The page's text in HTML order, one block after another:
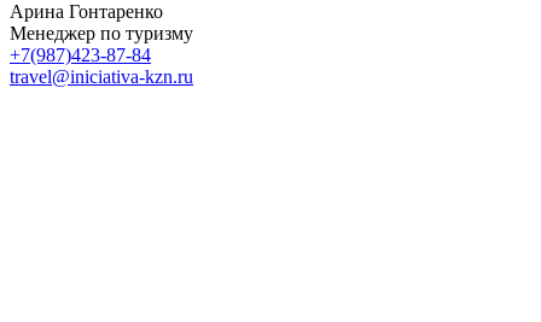
Арина Гонтаренко
Менеджер по туризму
+7(987)423-87-84
travel@iniciativa-kzn.ru